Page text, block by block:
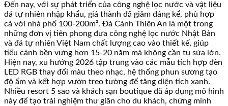
Đến nay, với sự phát triển của công nghệ lọc nước và vật liệu
đá tự nhiên nhập khẩu, giá thành đã giảm đáng kể, phù hợp
cả với nhà phố 100-200m². Đá Cảnh Thiên An là một trong
những đơn vị tiên phong đưa công nghệ lọc nước Nhật Bản
và đá tự nhiên Việt Nam chất lượng cao vào thiết kế, giúp
tiểu cảnh bền vững hơn 15-20 năm mà không cần tu sửa lớn.
Hiện nay, xu hướng 2026 tập trung vào các mẫu tích hợp đèn
LED RGB thay đổi màu theo nhạc, hệ thống phun sương tạo
độ ẩm và kết hợp vườn treo tường để tăng diện tích xanh.
Nhiều resort 5 sao và khách sạn boutique đã áp dụng mô hình
này để tạo trải nghiệm thư giãn cho du khách, chứng minh